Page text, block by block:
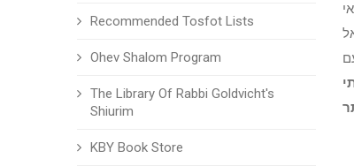
Recommended Tosfot Lists
Ohev Shalom Program
The Library Of Rabbi Goldvicht's
Shiurim
KBY Book Store